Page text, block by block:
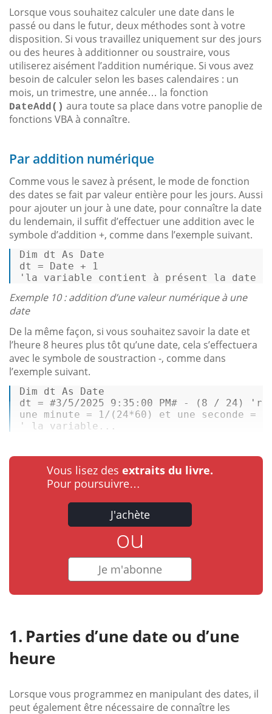
Lorsque vous souhaitez calculer une date dans le
passé ou dans le futur, deux méthodes sont à votre
disposition. Si vous travaillez uniquement sur des jours
ou des heures à additionner ou soustraire, vous
utiliserez aisément l’addition numérique. Si vous avez
besoin de calculer selon les bases calendaires : un
mois, un trimestre, une année… la fonction
DateAdd() aura toute sa place dans votre panoplie de
fonctions VBA à connaître.
Par addition numérique
Comme vous le savez à présent, le mode de fonction
des dates se fait par valeur entière pour les jours. Aussi
pour ajouter un jour à une date, pour connaître la date
du lendemain, il suffit d’effectuer une addition avec le
symbole d’addition +, comme dans l’exemple suivant.
Dim dt As
Date
dt = Date +
1
'la variable contient à présent la date
Exemple 10 : addition d’une valeur numérique à une
date
De la même façon, si vous souhaitez savoir la date et
l’heure 8 heures plus tôt qu’une date, cela s’effectuera
avec le symbole de soustraction -, comme dans
l’exemple suivant.
Dim dt As
Date
dt = #3/5/2025 9:35:00 PM# - ( 8 / 24 )
une minute =
1/( 24*60 ) et une seconde =
' la variable...
Vous lisez des extraits du livre.
Pour poursuivre…
J'achète
ou
Je m'abonne
Parties d’une date ou d’une
heure
Lorsque vous programmez en manipulant des dates, il
peut également être nécessaire de connaître les